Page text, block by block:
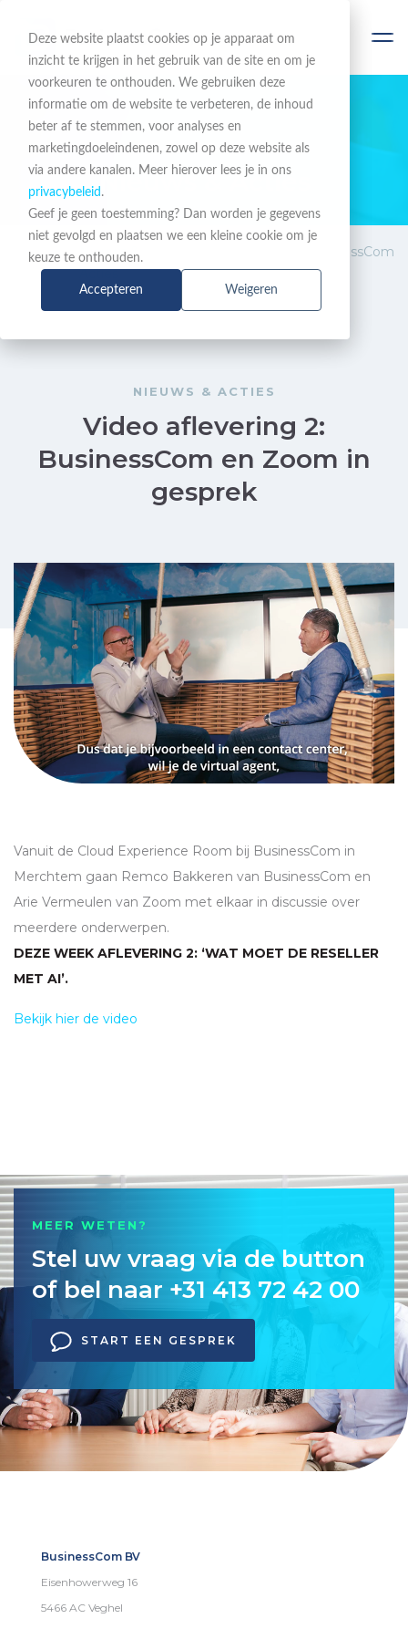
Deze website plaatst cookies op je apparaat om
inzicht te krijgen in het gebruik van de site en om je
voorkeuren te onthouden. We gebruiken deze
informatie om de website te verbeteren, de inhoud
beter af te stemmen, voor analyses en
marketingdoeleindenen, zowel op deze website als
via andere kanalen. Meer hierover lees je in ons
privacybeleid .
Geef je geen toestemming? Dan worden je gegevens
niet gevolgd en plaatsen we een kleine cookie om je
keuze te onthouden.
Accepteren Weigeren
BLIJF OP DE HOOGTE
Nieuws & Acties
Nieuws &
Acties
Video aflevering 2: BusinessCom
en Zoom in gesprek
NIEUWS & ACTIES
Video aflevering 2:
BusinessCom en Zoom in
gesprek
Vanuit de Cloud Experience Room bij BusinessCom in
Merchtem gaan Remco Bakkeren van BusinessCom en
Arie Vermeulen van Zoom met elkaar in discussie over
meerdere onderwerpen.
DEZE WEEK AFLEVERING 2: ‘WAT MOET DE RESELLER
MET AI’.
Bekijk hier de video
MEER WETEN?
Stel uw vraag via de button
of bel naar +31 413 72 42 00
START EEN GESPREK
BusinessCom BV
Eisenhowerweg 16
5466 AC Veghel